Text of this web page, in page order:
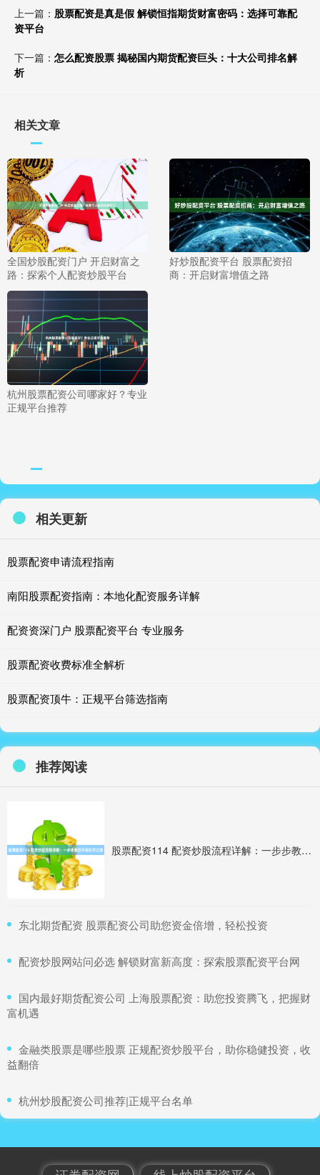
上一篇： 股票配资是真是假 解锁恒指期货财富密码：选择可靠配
资平台
下一篇： 怎么配资股票 揭秘国内期货配资巨头：十大公司排名解
析
相关文章
全国炒股配资门户 开启财富之
路：探索个人配资炒股平台
好炒股配资平台 股票配资招
商：开启财富增值之路
杭州股票配资公司哪家好？专业
正规平台推荐
相关更新
股票配资申请流程指南
南阳股票配资指南：本地化配资服务详解
配资资深门户 股票配资平台 专业服务
股票配资收费标准全解析
股票配资顶牛：正规平台筛选指南
推荐阅读
股票配资114 配资炒股流程详解：一步步教你开启杠杆之旅
​东北期货配资 股票配资公司助您资金倍增，轻松投资
​配资炒股网站问必选 解锁财富新高度：探索股票配资平台网
​国内最好期货配资公司 上海股票配资：助您投资腾飞，把握财
富机遇
​金融类股票是哪些股票 正规配资炒股平台，助你稳健投资，收
益翻倍
​杭州炒股配资公司推荐|正规平台名单